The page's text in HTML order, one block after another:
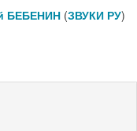
БЕБЕНИН (ЗВУКИ РУ)